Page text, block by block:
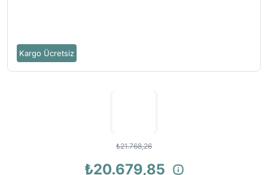
Kargo Ücretsiz
₺21.768,26
₺20.679,85